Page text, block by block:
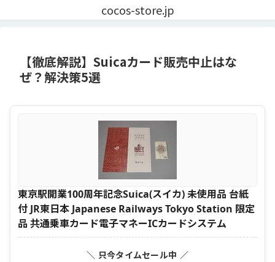
cocos-store.jp
【徹底解説】Suicaカード販売中止はな
ぜ？解決策5選
東京駅開業100周年記念Suica(スイカ) 未使用品 台紙
付 JR東日本 Japanese Railways Tokyo Station 限定
品 共通乗車カード電子マネーICカードシステム
＼ 只今タイムセール中 ／